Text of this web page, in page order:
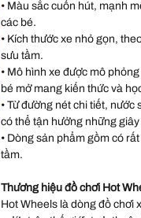
• Màu sắc cuốn hút, mạnh
các bé.
• Kích thước xe nhỏ gọn,
sưu tầm.
• Mô hình xe được mô
bé mở mang kiến thức và
• Từ đường nét chi tiết,
có thể tận hưởng những
• Dòng sản phẩm gồm có
tầm.
Thương hiệu đồ chơi Hot
Hot Wheels là dòng đồ chơi